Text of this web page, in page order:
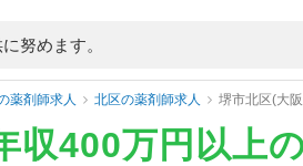
努めます。
薬剤師求人 北区の薬剤師求人 堺市北区(大
収400万円以上